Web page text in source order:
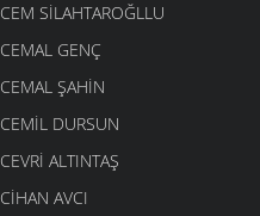
CEM SILAHTAROĞLLU
CEMAL GENÇ
CEMAL ŞAHIN
CEMIL DURSUN
CEVRI ALTINTAŞ
CIHAN AVCI